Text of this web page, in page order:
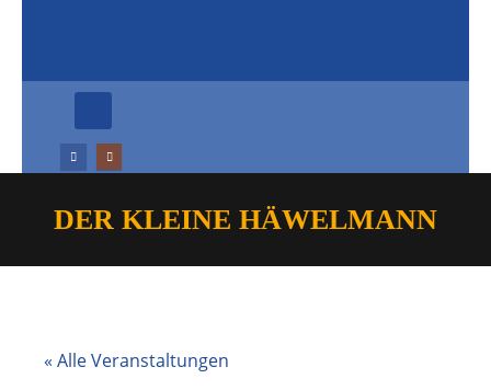
DER KLEINE HÄWELMANN
« Alle Veranstaltungen